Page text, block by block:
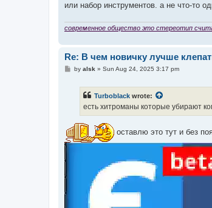
или набор инструментов. а не что-то
современное общество это стереотип
Re: В чем новичку лучше
Pby alsk » Sun Aug 24, 2025 3:17 pm
Turboblack wrote:
есть хитроманы которые убирают
оставлю это тут и без